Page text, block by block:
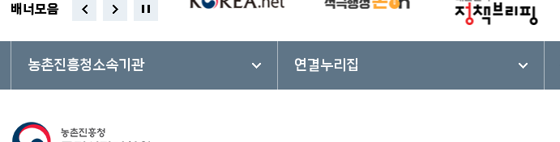
배너모음
농촌진흥청소속기관 연결누리집